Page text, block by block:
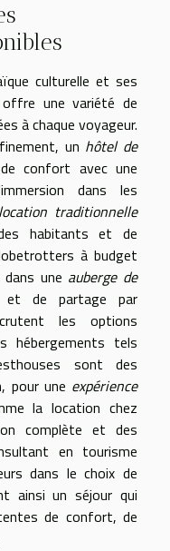
culturelle et ses
une variété de
à chaque voyageur.
un hôtel de
confort avec une
dans les
location traditionnelle
habitants et de
à budget
une auberge de
et de partage par
les options
hébergements tels
sont des
pour une expérience
la location chez
complète et des
en tourisme
dans le choix de
ainsi un séjour qui
de confort, de